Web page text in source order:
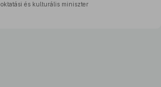
oktatási és kulturális miniszter